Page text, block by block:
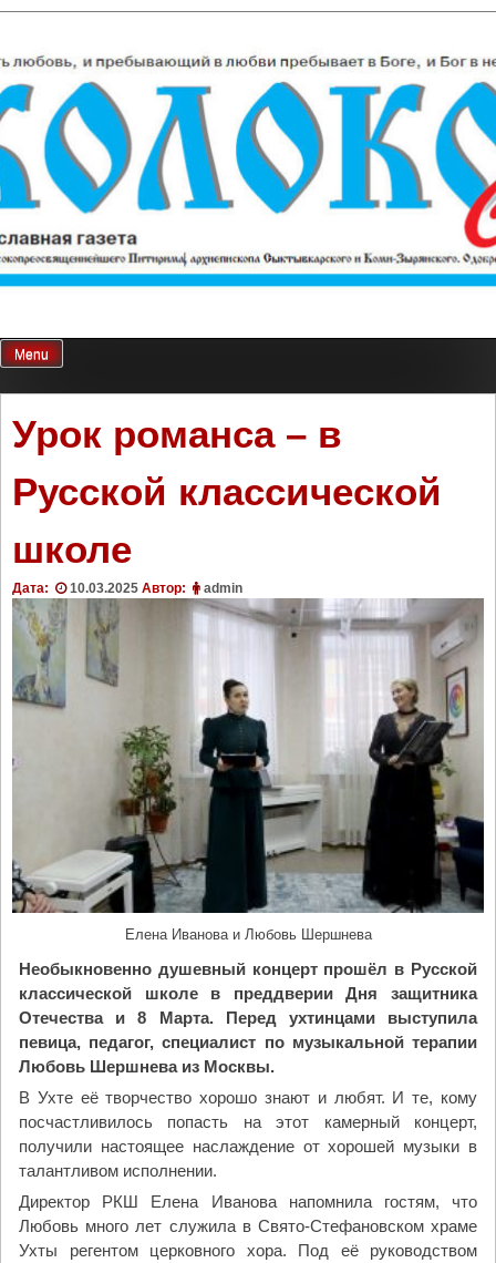
content
Колокол Севера
Menu
Урок романса – в
Русской классической
школе
Дата: 10.03.2025 Автор: admin
Елена Иванова и Любовь Шершнева
Необыкновенно душевный концерт прошёл в Русской
классической школе в преддверии Дня защитника
Отечества и 8 Марта. Перед ухтинцами выступила
певица, педагог, специалист по музыкальной терапии
Любовь Шершнева из Москвы.
В Ухте её творчество хорошо знают и любят. И те, кому
посчастливилось попасть на этот камерный концерт,
получили настоящее наслаждение от хорошей музыки в
талантливом исполнении.
Директор РКШ Елена Иванова напомнила гостям, что
Любовь много лет служила в Свято-Стефановском храме
Ухты регентом церковного хора. Под её руководством